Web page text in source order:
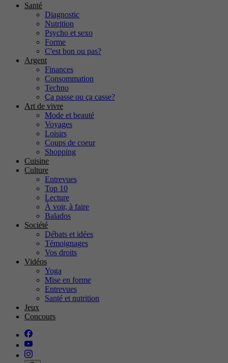
Santé
Diagnostic
Nutrition
Psycho et sexo
Forme
C'est bon ou pas?
Argent
Finances
Consommation
Techno
Ça passe ou ça casse?
Art de vivre
Mode et beauté
Voyages
Loisirs
Coups de coeur
Shopping
Cuisine
Culture
Entrevues
Top 10
Lecture
À voir, à faire
Balados
Société
Débats et idées
Témoignages
Vos droits
Vidéos
Yoga
Mise en forme
Entrevues
Santé et nutrition
Jeux
Concours